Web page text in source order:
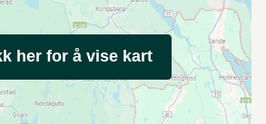
her for å vise kart